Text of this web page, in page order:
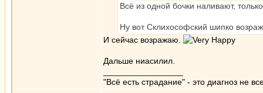
Всё из одной бочки наливают,
Ну вот Склихософский шипко
И сейчас возражаю.
Дальше ниасилил.
"Всё есть страдание" - это диагноз не